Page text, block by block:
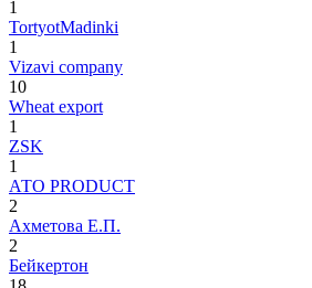
1
TortyotMadinki
1
Vizavi company
10
Wheat export
1
ZSK
1
АТО PRODUCT
2
Ахметова Е.П.
2
Бейкертон